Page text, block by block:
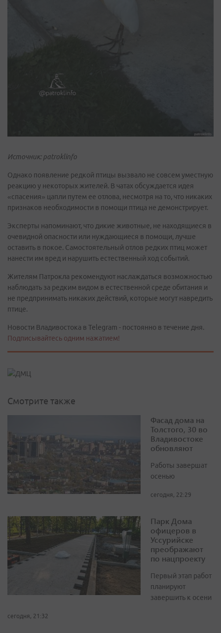
Источник: patroklinfo
Однако появление редкой птицы вызвало не совсем уместную
реакцию у некоторых жителей. В чатах обсуждается идея
«спасения» цапли путем ее отлова, несмотря на то, что никаких
признаков необходимости в помощи птица не демонстрирует.
Эксперты напоминают, что дикие животные, не находящиеся в
очевидной опасности или нуждающиеся в помощи, лучше
оставить в покое. Самостоятельный отлов редких птиц может
нанести им вред и нарушить естественный ход событий.
Жителям Патрокла рекомендуют наслаждаться возможностью
наблюдать за редким видом в естественной среде обитания и
не предпринимать никаких действий, которые могут навредить
птице.
Новости Владивостока в Telegram - постоянно в течение дня.
Подписывайтесь одним нажатием!
Смотрите также
Фасад дома на
Толстого, 30 во
Владивостоке
обновляют
Работы завершат
осенью
сегодня, 22:29
Парк Дома
офицеров в
Уссурийске
преображают
по нацпроекту
Первый этап работ
планируют
завершить к осени
сегодня, 21:32